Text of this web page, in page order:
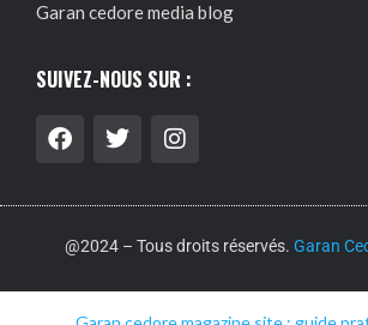
Garan cedore media blog
SUIVEZ-NOUS SUR :
@2024 – Tous droits réservés. Garan